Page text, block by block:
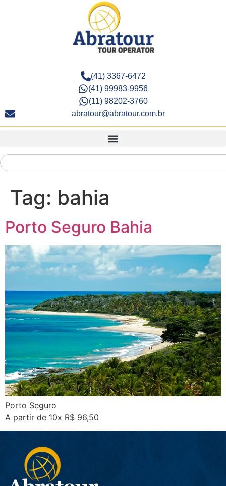
(41) 3367-6472
(41) 99983-9956
(11) 98202-3760
abratour@abratour.com.br
Tag: bahia
Porto Seguro Bahia
Porto Seguro
A partir de 10x R$ 96,50